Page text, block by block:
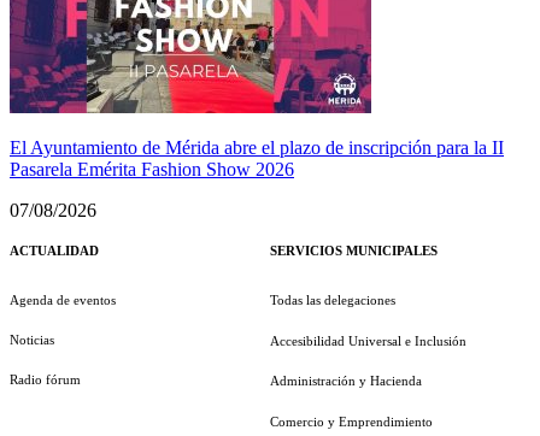
El Ayuntamiento de Mérida abre el plazo de inscripción para la II
Pasarela Emérita Fashion Show 2026
07/08/2026
ACTUALIDAD
Agenda de eventos
Noticias
Radio fórum
SERVICIOS MUNICIPALES
Todas las delegaciones
Accesibilidad Universal e Inclusión
Administración y Hacienda
Comercio y Emprendimiento